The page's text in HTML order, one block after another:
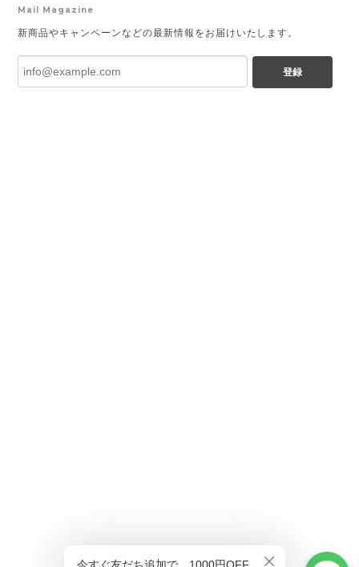
Mail Magazine
新商品やキャンペーンなどの最新情報をお届けいたします。
登録